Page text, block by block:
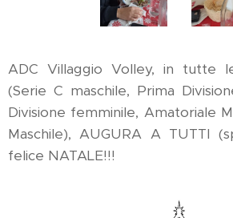
ADC Villaggio Volley, in tutte
(Serie C maschile, Prima
Divisione femminile, Amatoriale
Maschile), AUGURA A TUTTI
felice NATALE!!!